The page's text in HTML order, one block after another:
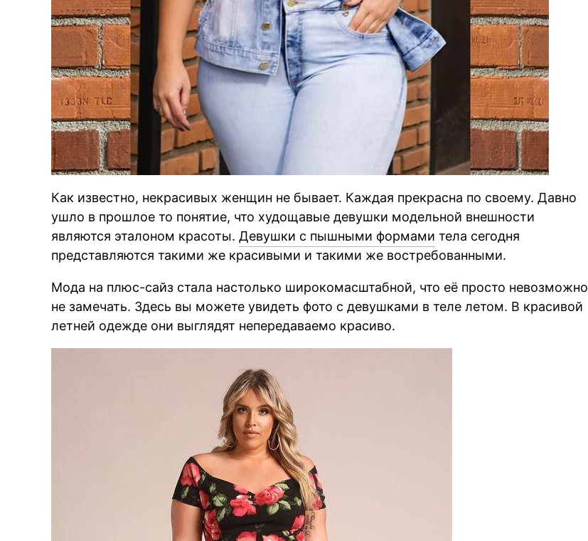
Как известно, некрасивых женщин не бывает. Каждая прекрасна по своему. Давно
ушло в прошлое то понятие, что худощавые девушки модельной внешности
являются эталоном красоты.Девушки с пышными формами тела сегодня
представляются такими же красивыми и такими же востребованными.
Мода на плюс-сайз стала настолько широкомасштабной, что её просто невозможно
не замечать. Здесь вы можете увидеть фото с девушками в теле летом. В красивой
летней одежде они выглядят непередаваемо красиво.